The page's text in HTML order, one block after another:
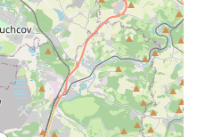
věže v
u